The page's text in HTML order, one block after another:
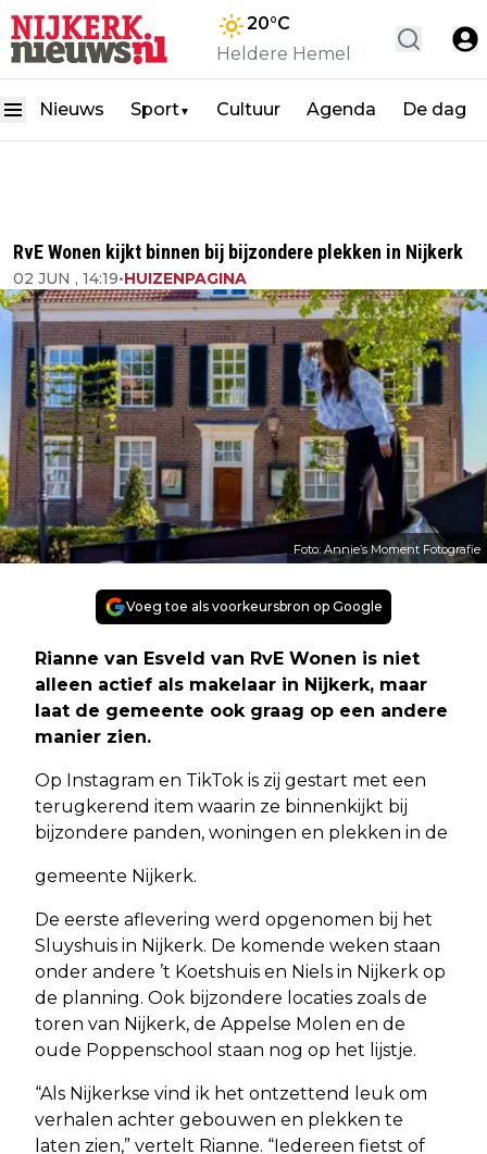
20°C
Heldere Hemel
Nieuws Sport▼ Cultuur Agenda De dag
RvE Wonen kijkt binnen bij bijzondere plekken in Nijkerk
02 JUN , 14:19•HUIZENPAGINA
Foto: Annie’s Moment Fotografie
Voeg toe als voorkeursbron op Google
Rianne van Esveld van RvE Wonen is niet
alleen actief als makelaar in Nijkerk, maar
laat de gemeente ook graag op een andere
manier zien.
Op Instagram en TikTok is zij gestart met een
terugkerend item waarin ze binnenkijkt bij
bijzondere panden, woningen en plekken in de
gemeente Nijkerk.
De eerste aflevering werd opgenomen bij het
Sluyshuis in Nijkerk. De komende weken staan
onder andere ’t Koetshuis en Niels in Nijkerk op
de planning. Ook bijzondere locaties zoals de
toren van Nijkerk, de Appelse Molen en de
oude Poppenschool staan nog op het lijstje.
“Als Nijkerkse vind ik het ontzettend leuk om
verhalen achter gebouwen en plekken te
laten zien,” vertelt Rianne. “Iedereen fietst of